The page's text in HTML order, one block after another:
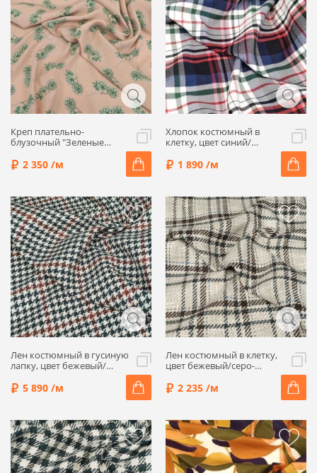
Креп плательно-
блузочный "Зеленые
1052433-2
2 350 /м
Хлопок костюмный в
клетку, цвет синий/
молочный, 1052411
1 890 /м
Лен костюмный в гусиную
лапку, цвет бежевый/
коричневый, 1032415
5 890 /м
Лен костюмный в клетку,
цвет бежевый/серо-
1032414
2 235 /м